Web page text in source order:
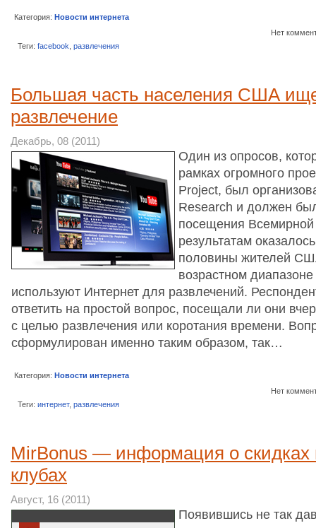
Категория: Новости интернета
Нет
Теги: facebook развлечения
Большая часть населения США
развлечение
Декабрь, 08 (2011)
Один из опросов,
рамках огромного
Project, был
Research и должен
посещения
результатам
половины жителей
возрастном
используют Интернет для развлечений.
ответить на простой вопрос, посещали ли они
с целью развлечения или коротания времени.
сформулирован именно таким образом, так…
Категория: Новости интернета
Нет
Теги: интернет, развлечения
MirBonus — информация о скидках
клубах
Август, 16 (2011)
Появившись не так